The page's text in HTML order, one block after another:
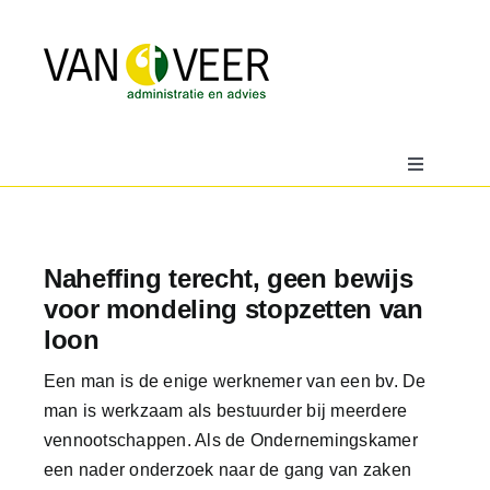
inhoud
Toggle
Navigation
Over
Downloads
Naheffing terecht, geen bewijs
voor mondeling stopzetten van
loon
Een man is de enige werknemer van een bv. De
man is werkzaam als bestuurder bij meerdere
vennootschappen. Als de Ondernemingskamer
een nader onderzoek naar de gang van zaken